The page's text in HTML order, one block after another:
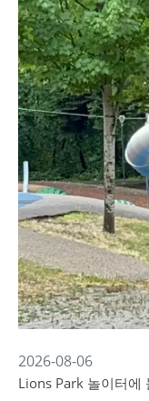
2026-08-06
Lions Park 놀이터에